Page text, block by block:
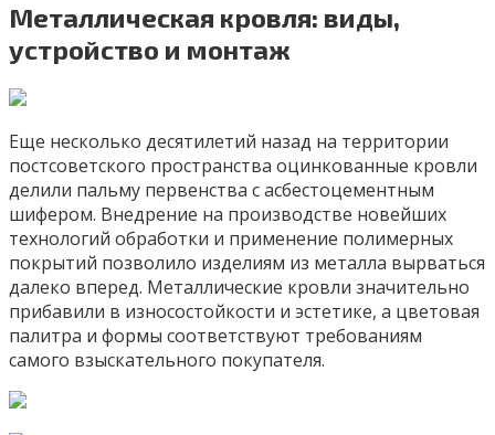
Металлическая кровля: виды,
устройство и монтаж
Еще несколько десятилетий назад на территории
постсоветского пространства оцинкованные кровли
делили пальму первенства с асбестоцементным
шифером. Внедрение на производстве новейших
технологий обработки и применение полимерных
покрытий позволило изделиям из металла вырваться
далеко вперед. Металлические кровли значительно
прибавили в износостойкости и эстетике, а цветовая
палитра и формы соответствуют требованиям
самого взыскательного покупателя.